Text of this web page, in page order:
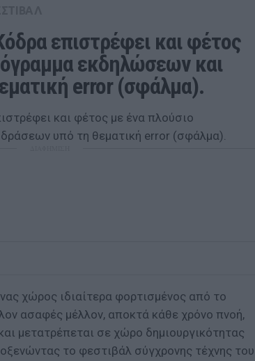
επιστρέφει και φέτος
εκδηλώσεων και
error (σφάλμα).
χώρος ιδιαίτερα φορτισμένος από το
ασαφές μέλλον, αποκτά κάθε χρόνο πνοή,
μετατρέπεται σε χώρο δημιουργικότητας
το φεστιβάλ σύγχρονης τέχνης του